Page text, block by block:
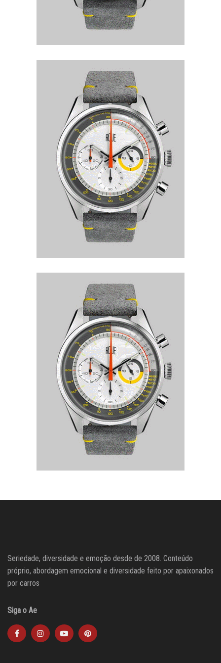
Seriedade, diversidade e emoção desde de 2008. Conteúdo
próprio, abordagem emocional e diversidade feito por apaixonados
por carros
Siga o Ae